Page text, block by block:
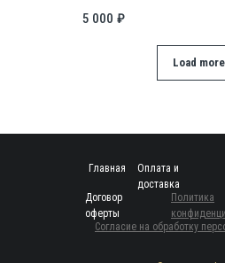
5 000 ₽
Load more
Главная
Оплата и
доставка
Договор
оферты
Политика
Согласие на обработку